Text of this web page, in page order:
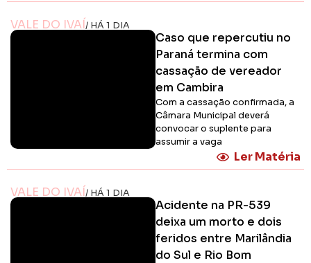
VALE DO IVAÍ/ HÁ 1 DIA
Caso que repercutiu no
Paraná termina com
cassação de vereador
em Cambira
Com a cassação confirmada, a
Câmara Municipal deverá
convocar o suplente para
assumir a vaga
Ler Matéria
VALE DO IVAÍ/ HÁ 1 DIA
Acidente na PR-539
deixa um morto e dois
feridos entre Marilândia
do Sul e Rio Bom